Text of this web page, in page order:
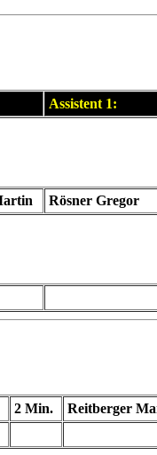
Assistent 1:
Rösner Gregor
2 Min.
Reitberger